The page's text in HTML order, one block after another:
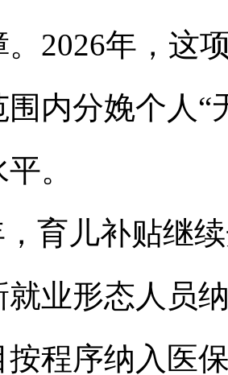
。2026年，这
内分娩个人“
。
，育儿补贴继
就业形态人员
按程序纳入医